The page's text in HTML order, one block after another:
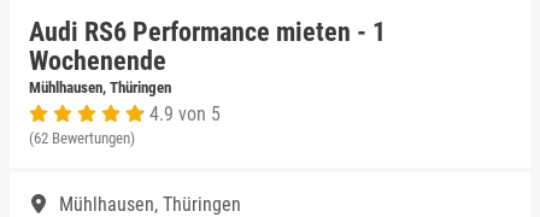
Audi RS6 Performance mieten - 1
Wochenende
Mühlhausen, Thüringen
4.9 von 5
(62 Bewertungen)
Mühlhausen, Thüringen
Niedersachsen
NRW
Porsche mieten